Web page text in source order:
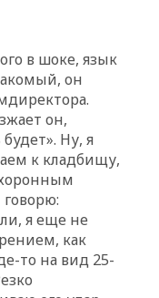
22:15 Путин заслушал
о ситуации на
направлении
21:58Генпрокуратура
нежелательным в
Human
Foundation
21:35 «Аэрофлот»
часть рейсов в Сочи
21:25
в шоке, язык
он
он,
Ну, я
к кладбищу,
я еще не
как
то на вид 25-